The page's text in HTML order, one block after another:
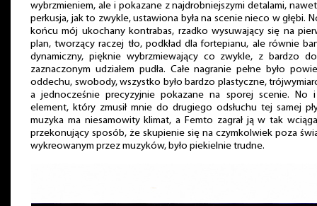
wybrzmieniem, ale i pokazane z najdrobniejszymi detalami,
perkusja, jak to zwykle, ustawiona była na scenie nieco w głębi.
końcu mój ukochany kontrabas, rzadko wysuwający się na
plan, tworzący raczej tło, podkład dla fortepianu, ale równie
dynamiczny, pięknie wybrzmiewający co zwykle, z bardzo
zaznaczonym udziałem pudła. Całe nagranie pełne było
oddechu, swobody, wszystko było bardzo plastyczne,
a jednocześnie precyzyjnie pokazane na sporej scenie. No
element, który zmusił mnie do drugiego odsłuchu tej samej
muzyka ma niesamowity klimat, a Femto zagrał ją w tak
przekonujący sposób, że skupienie się na czymkolwiek poza
wykreowanym przez muzyków, było piekielnie trudne.